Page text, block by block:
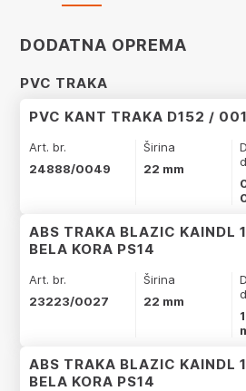
DODATNA OPREMA
PVC TRAKA
PVC KANT TRAKA D152 /
Art. br.
24888/0049
Širina
22 mm
ABS TRAKA BLAZIC
BELA KORA PS14
Art. br.
23223/0027
Širina
22 mm
ABS TRAKA BLAZIC
BELA KORA PS14